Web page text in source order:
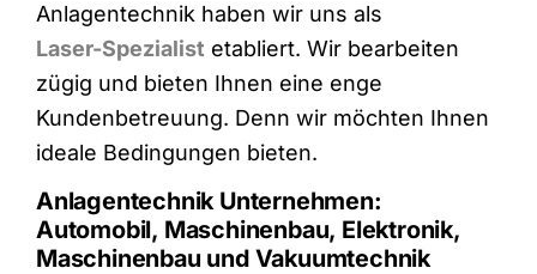
Anlagentechnik haben wir uns als
Laser-Spezialist etabliert. Wir bearbeiten
zügig und bieten Ihnen eine enge
Kundenbetreuung. Denn wir möchten Ihnen
ideale Bedingungen bieten.
Anlagentechnik Unternehmen:
Automobil, Maschinenbau, Elektronik,
Maschinenbau und Vakuumtechnik